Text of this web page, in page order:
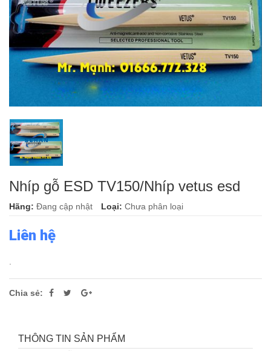
Nhíp gỗ ESD TV150/Nhíp vetus esd
Hãng: Đang cập nhật Loại: Chưa phân loại
Liên hệ
Chia sẻ:
THÔNG TIN SẢN PHẨM